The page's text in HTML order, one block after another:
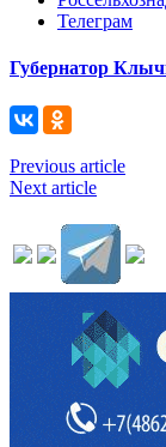
Телеграм
Губернатор
Previous article
Next article